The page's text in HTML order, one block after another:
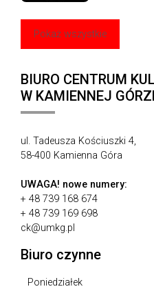
Pokaż wszystkie
BIURO CENTRUM
W KAMIENNEJ
ul. Tadeusza Kościuszki 4,
58-400 Kamienna Góra
UWAGA! nowe numery:
+ 48 739 168 674
+ 48 739 169 698
ck@umkg.pl
Biuro czynne
Poniedziałek